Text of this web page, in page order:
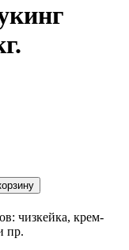
чизкейка, крем-
пр.